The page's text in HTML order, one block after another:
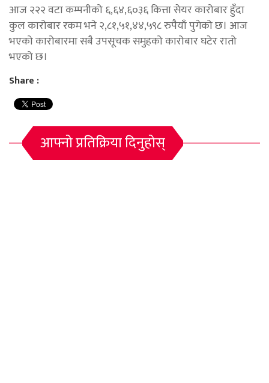
आज २२२ वटा कम्पनीको ६,६४,६०३६ कित्ता सेयर कारोबार हुँदा
कुल कारोबार रकम भने २,८१,५१,४४,५९८ रुपैयाँ पुगेको छ। आज
भएको कारोबारमा सबै उपसूचक समुहको कारोबार घटेर रातो
भएको छ।
Share :
आफ्नो प्रतिक्रिया दिनुहोस्